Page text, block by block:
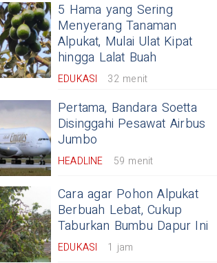
5 Hama yang Sering
Menyerang Tanaman
Alpukat, Mulai Ulat Kipat
hingga Lalat Buah
EDUKASI 32 menit
Pertama, Bandara Soetta
Disinggahi Pesawat Airbus
Jumbo
HEADLINE 59 menit
Cara agar Pohon Alpukat
Berbuah Lebat, Cukup
Taburkan Bumbu Dapur Ini
EDUKASI 1 jam